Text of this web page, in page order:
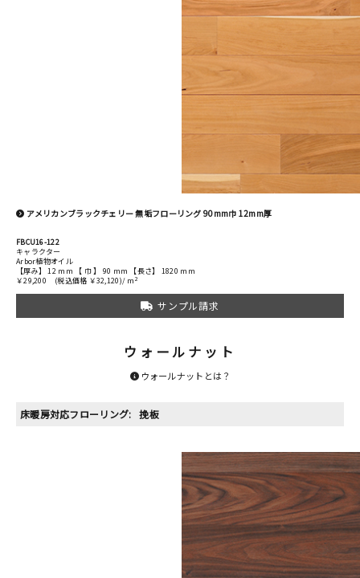
アメリカンブラックチェリー 無垢フローリング 90mm巾 12mm厚
FBCU16-122
キャラクター
Arbor植物オイル
【厚み】 12 mm 【 巾 】 90 mm 【長さ】 1820 mm
￥29,200
(税込価格 ￥32,120)/ m 2
サンプル請求
ウォールナット
ウォールナットとは？
床暖房対応フローリング: 挽板